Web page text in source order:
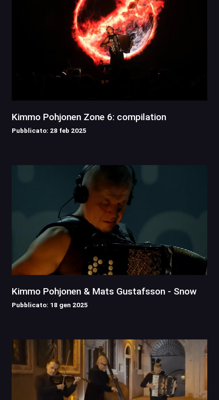
Kimmo Pohjonen Zone 6: compilation
Pubblicato: 28 feb 2025
Kimmo Pohjonen & Mats Gustafsson - Snow
Pubblicato: 18 gen 2025